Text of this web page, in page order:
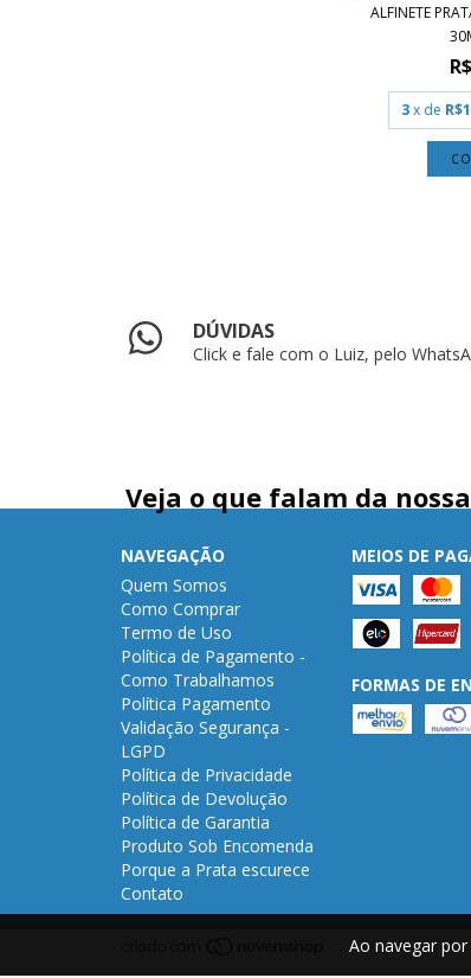
Ao navegar
ALFINETE
3x de
DÚVIDAS
Click e fale com o Luiz, pelo
Veja o que falam da
NAVEGAÇÃO
Quem Somos
Como Comprar
Termo de Uso
Política de Pagamento -
Como Trabalhamos
Política Pagamento
Validação Segurança -
LGPD
Política de Privacidade
Política de Devolução
Política de Garantia
Produto Sob Encomenda
Porque a Prata escurece
Contato
MEIOS DE
FORMAS DE